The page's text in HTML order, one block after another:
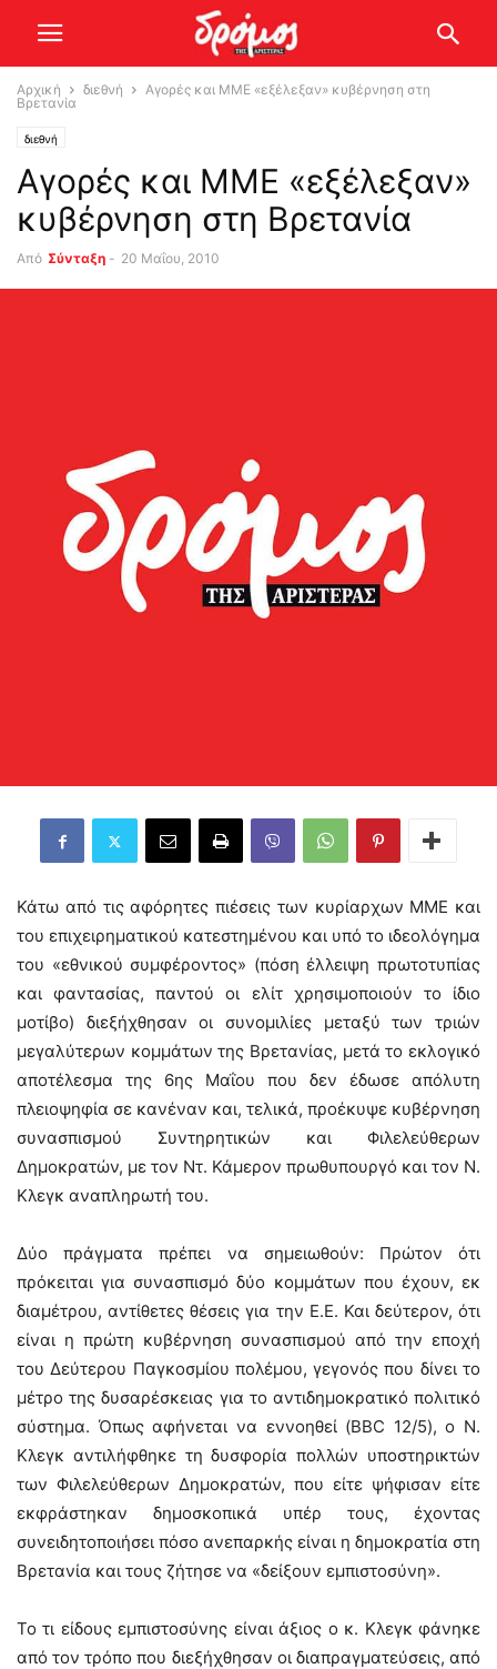
Αρχική διεθνή
Αγορές και ΜΜΕ «εξέλεξαν» κυβέρνηση στη
Βρετανία
διεθνή
Αγορές και ΜΜΕ «εξέλεξαν»
κυβέρνηση στη Βρετανία
Από Σύνταξη - 20 Μαΐου, 2010
Κάτω από τις αφόρητες πιέσεις των κυρίαρχων ΜΜΕ και
του επιχειρηματικού κατεστημένου και υπό το ιδεολόγημα
του «εθνικού συμφέροντος» (πόση έλλειψη πρωτοτυπίας
και φαντασίας, παντού οι ελίτ χρησιμοποιούν το ίδιο
μοτίβο) διεξήχθησαν οι συνομιλίες μεταξύ των τριών
μεγαλύτερων κομμάτων της Βρετανίας, μετά το εκλογικό
αποτέλεσμα της 6ης Μαΐου που δεν έδωσε απόλυτη
πλειοψηφία σε κανέναν και, τελικά, προέκυψε κυβέρνηση
συνασπισμού Συντηρητικών και Φιλελεύθερων
Δημοκρατών, με τον Ντ. Κάμερον πρωθυπουργό και τον Ν.
Κλεγκ αναπληρωτή του.
Δύο πράγματα πρέπει να σημειωθούν: Πρώτον ότι
πρόκειται για συνασπισμό δύο κομμάτων που έχουν, εκ
διαμέτρου, αντίθετες θέσεις για την Ε.Ε. Και δεύτερον, ότι
είναι η πρώτη κυβέρνηση συνασπισμού από την εποχή
του Δεύτερου Παγκοσμίου πολέμου, γεγονός που δίνει το
μέτρο της δυσαρέσκειας για το αντιδημοκρατικό πολιτικό
σύστημα. Όπως αφήνεται να εννοηθεί (BBC 12/5), ο Ν.
Κλεγκ αντιλήφθηκε τη δυσφορία πολλών υποστηρικτών
των Φιλελεύθερων Δημοκρατών, που είτε ψήφισαν είτε
εκφράστηκαν δημοσκοπικά υπέρ τους, έχοντας
συνειδητοποιήσει πόσο ανεπαρκής είναι η δημοκρατία στη
Βρετανία και τους ζήτησε να «δείξουν εμπιστοσύνη».
Το τι είδους εμπιστοσύνης είναι άξιος ο κ. Κλεγκ φάνηκε
από τον τρόπο που διεξήχθησαν οι διαπραγματεύσεις, από